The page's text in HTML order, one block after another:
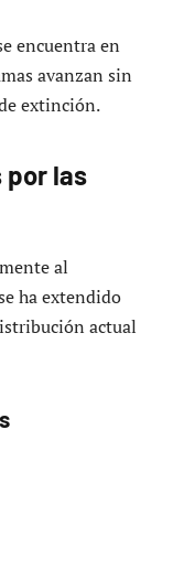
encuentra en
avanzan sin
extinción.
por las
al
ha extendido
actual